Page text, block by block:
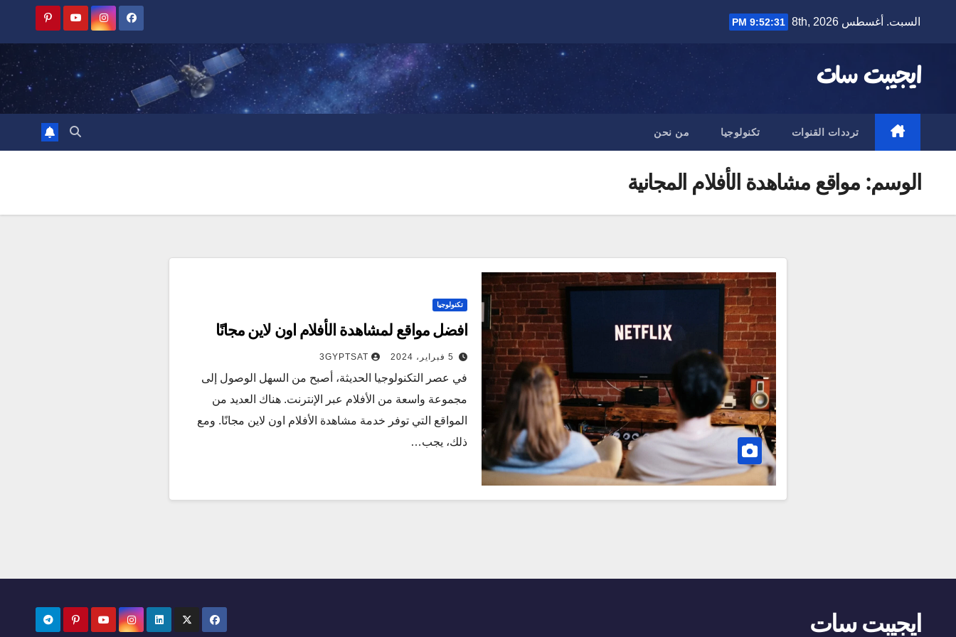
السبت. أغسطس 8th, 2026 9:52:32 PM
ايجيبت سات
ترددات القنوات تكنولوجيا من نحن
الوسم:مواقع مشاهدة الأفلام المجانية
تكنولوجيا
افضل مواقع لمشاهدة الأفلام اون لاين مجانًا
5 فبراير، 2024 3GYPTSAT
في عصر التكنولوجيا الحديثة، أصبح من السهل الوصول إلى
مجموعة واسعة من الأفلام عبر الإنترنت. هناك العديد من
المواقع التي توفر خدمة مشاهدة الأفلام اون لاين مجانًا. ومع
ذلك، يجب…
ايجيبت سات